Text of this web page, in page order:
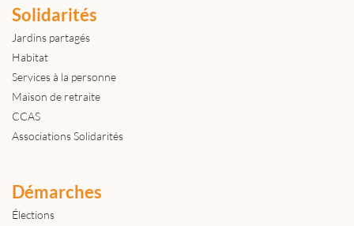
Solidarités
Jardins partagés
Habitat
Services à la personne
Maison de retraite
CCAS
Associations Solidarités
Démarches
Élections